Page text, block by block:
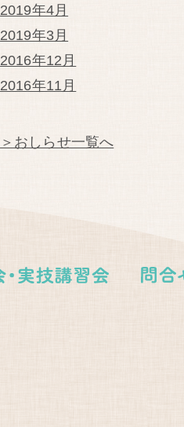
2019年4月
2019年3月
2016年12月
2016年11月
＞おしらせ一覧へ